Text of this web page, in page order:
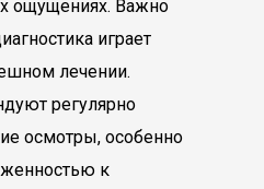
ощущениях. Важно
играет
лечении.
регулярно
осмотры, особенно
к